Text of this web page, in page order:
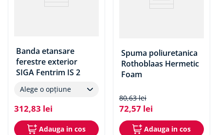
Banda etansare
ferestre exterior
SIGA Fentrim IS 2
Alege o opțiune
312,83 lei
Adauga in cos
Spuma poliuretanica
Rothoblaas Hermetic
Foam
80,63 lei
72,57 lei
Adauga in cos